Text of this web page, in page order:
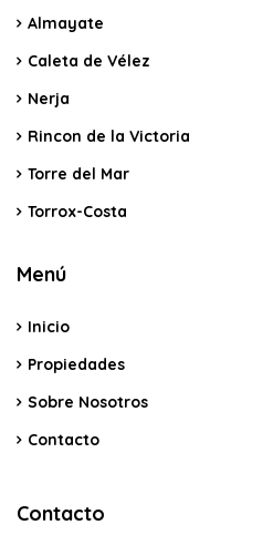
Almayate
Caleta de Vélez
Nerja
Rincon de la Victoria
Torre del Mar
Torrox-Costa
Menú
Inicio
Propiedades
Sobre Nosotros
Contacto
Contacto